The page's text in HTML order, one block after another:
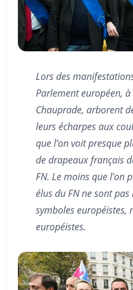
Lors des
Parlement européen,
Chauprade, arborent
leurs écharpes aux
que l’on voit presque
de drapeaux français
FN. Le moins que l’on
élus du FN ne sont
symboles européistes,
européistes.